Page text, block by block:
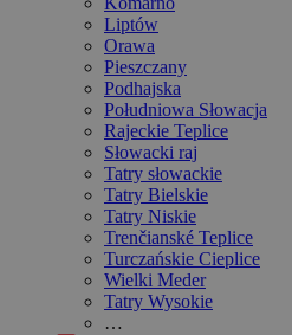
Liptów
Orawa
Pieszczany
Podhajska
Południowa Słowacja
Rajeckie Teplice
Słowacki raj
Tatry słowackie
Tatry Bielskie
Tatry Niskie
Trenčianské Teplice
Turczańskie Cieplice
Wielki Meder
Tatry Wysokie
…